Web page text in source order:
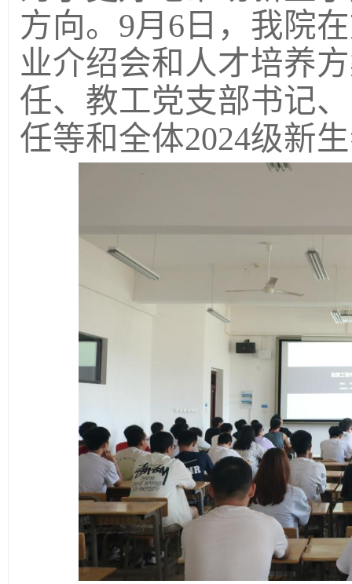
方向。 9月6日，我院
业介绍会和人才培养
任、教工党支部书记
任等和全体2024级新